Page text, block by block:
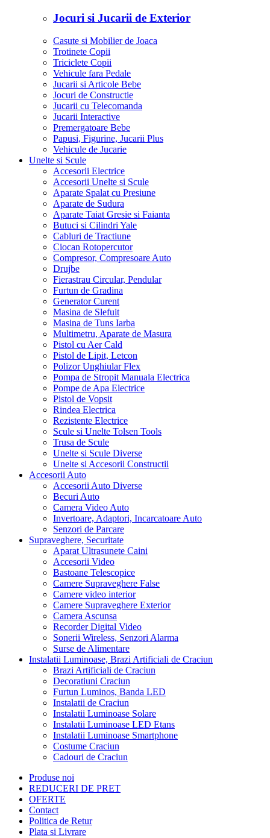
Jocuri si Jucarii de Exterior
Casute si Mobilier de Joaca
Trotinete Copii
Triciclete Copii
Vehicule fara Pedale
Jucarii si Articole Bebe
Jocuri de Constructie
Jucarii cu Telecomanda
Jucarii Interactive
Premergatoare Bebe
Papusi, Figurine, Jucarii Plus
Vehicule de Jucarie
Unelte si Scule
Accesorii Electrice
Accesorii Unelte si Scule
Aparate Spalat cu Presiune
Aparate de Sudura
Aparate Taiat Gresie si Faianta
Butuci si Cilindri Yale
Cabluri de Tractiune
Ciocan Rotopercutor
Compresor, Compresoare Auto
Drujbe
Fierastrau Circular, Pendular
Furtun de Gradina
Generator Curent
Masina de Slefuit
Masina de Tuns Iarba
Multimetru, Aparate de Masura
Pistol cu Aer Cald
Pistol de Lipit, Letcon
Polizor Unghiular Flex
Pompa de Stropit Manuala Electrica
Pompe de Apa Electrice
Pistol de Vopsit
Rindea Electrica
Rezistente Electrice
Scule si Unelte Tolsen Tools
Trusa de Scule
Unelte si Scule Diverse
Unelte si Accesorii Constructii
Accesorii Auto
Accesorii Auto Diverse
Becuri Auto
Camera Video Auto
Invertoare, Adaptori, Incarcatoare Auto
Senzori de Parcare
Supraveghere, Securitate
Aparat Ultrasunete Caini
Accesorii Video
Bastoane Telescopice
Camere Supraveghere False
Camere video interior
Camere Supraveghere Exterior
Camera Ascunsa
Recorder Digital Video
Sonerii Wireless, Senzori Alarma
Surse de Alimentare
Instalatii Luminoase, Brazi Artificiali de Craciun
Brazi Artificiali de Craciun
Decoratiuni Craciun
Furtun Luminos, Banda LED
Instalatii de Craciun
Instalatii Luminoase Solare
Instalatii Luminoase LED Etans
Instalatii Luminoase Smartphone
Costume Craciun
Cadouri de Craciun
Produse noi
REDUCERI DE PRET
OFERTE
Contact
Politica de Retur
Plata si Livrare